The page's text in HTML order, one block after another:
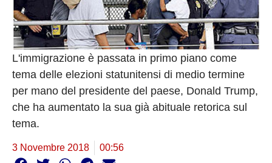
L'immigrazione è passata in primo piano come
tema delle elezioni statunitensi di medio termine
per mano del presidente del paese, Donald Trump,
che ha aumentato la sua già abituale retorica sul
tema.
3 Novembre 2018 00:56